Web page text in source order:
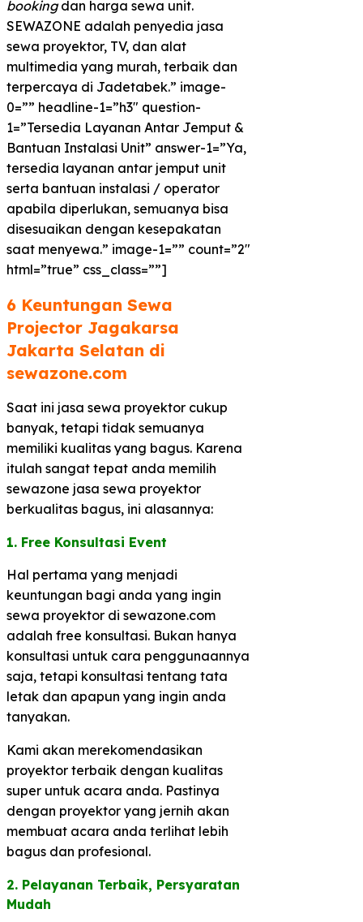
bookingdan harga sewa unit.
SEWAZONE adalah penyedia jasa
sewa proyektor, TV, dan alat
multimedia yang murah, terbaik dan
terpercaya di Jadetabek.” image-
0=”” headline-1=”h3″ question-
1=”Tersedia Layanan Antar Jemput &
Bantuan Instalasi Unit” answer-1=”Ya,
tersedia layanan antar jemput unit
serta bantuan instalasi / operator
apabila diperlukan, semuanya bisa
disesuaikan dengan kesepakatan
saat menyewa.” image-1=”” count=”2″
html=”true” css_class=””]
6 Keuntungan Sewa
Projector Jagakarsa
Jakarta Selatan di
sewazone.com​
Saat ini jasa sewa proyektor cukup
banyak, tetapi tidak semuanya
memiliki kualitas yang bagus. Karena
itulah sangat tepat anda memilih
sewazone jasa sewa proyektor
berkualitas bagus, ini alasannya:
1. Free Konsultasi Event
Hal pertama yang menjadi
keuntungan bagi anda yang ingin
sewa proyektor di sewazone.com
adalah free konsultasi. Bukan hanya
konsultasi untuk cara penggunaannya
saja, tetapi konsultasi tentang tata
letak dan apapun yang ingin anda
tanyakan.
Kami akan merekomendasikan
proyektor terbaik dengan kualitas
super untuk acara anda. Pastinya
dengan proyektor yang jernih akan
membuat acara anda terlihat lebih
bagus dan profesional.
2. Pelayanan Terbaik, Persyaratan
Mudah​